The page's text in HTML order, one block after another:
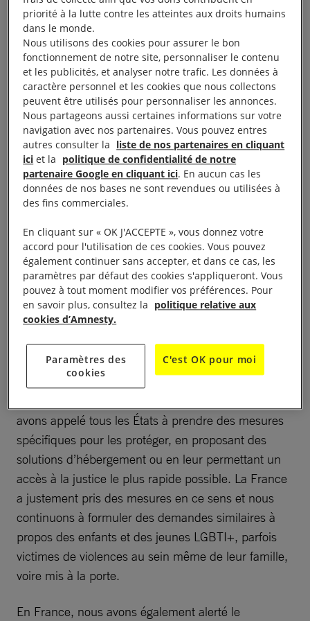
pour lesquelles le confinement est impossible, ou de
personnes migrantes, réfugiées, vivant dans des
campements de fortune ou encore de personnes
que le confinement expose davantage à des
violences.
Si les personnes LGBTI+ sont déjà la cible de
nombreuses discriminations et persécutions, la lutte
contre la pandémie semble avoir ouvert la porte à
des dérives : nous avons par exemple été alertés au
sujet d’humiliations publiques de personnes
supposées homosexuelles aux Philippines ; en
Hongrie une proposition de loi vise à remettre en
cause le droit pour les personnes trans à changer
leur état civil ; et à Madagascar une jeune femme
lesbienne a été emprisonnée pour « détournement
de mineure » à l’encontre de sa petite amie de 19
ans !
Le confinement expose aussi les femmes à plus de
avons appelé tous les États à prendre des mesures
spécifiques pour les protéger, en proposant des
solutions d’hébergement ou en leur permettant un
accès à la justice le plus rapide possible. La France
a justement pris des mesures en ce sens et nous
continuons à formuler des demandes similaires à
propos des enfants et des jeunes LGBTI+, parfois
victimes de violences au sein même de leur famille,
voire mis à la porte.
En France, nous avons également alerté le
priorité à la lutte contre les atteintes aux droits humains
dans le monde.
Nous utilisons des cookies pour assurer le bon
fonctionnement de notre site, personnaliser le contenu
et les publicités, et analyser notre trafic. Les données à
caractère personnel et les cookies que nous collectons
peuvent être utilisés pour personnaliser les annonces.
Nous partageons aussi certaines informations sur votre
navigation avec nos partenaires. Vous pouvez entres
autres consulter la liste de nos partenaires en cliquant
ici et la politique de confidentialité de notre
partenaire Google en cliquant ici. En aucun cas les
données de nos bases ne sont revendues ou utilisées à
des fins commerciales.
En cliquant sur « OK J'ACCEPTE », vous donnez votre
accord pour l'utilisation de ces cookies. Vous pouvez
également continuer sans accepter, et dans ce cas, les
paramètres par défaut des cookies s'appliqueront. Vous
pouvez à tout moment modifier vos préférences. Pour
en savoir plus, consultez la politique relative aux
cookies d’Amnesty.
Paramètres des
cookies
C'est OK pour moi